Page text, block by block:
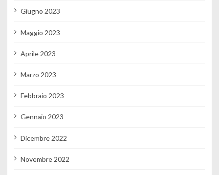
Giugno 2023
Maggio 2023
Aprile 2023
Marzo 2023
Febbraio 2023
Gennaio 2023
Dicembre 2022
Novembre 2022